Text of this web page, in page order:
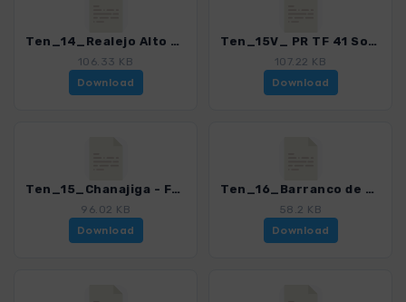
Ten_14_Realejo Alto - Chanajiga_4016_21.gpx
106.33 KB
Download
Ten_15V_ PR TF 41 Socorro-Teide_4016_21.gpx
107.22 KB
Download
Ten_15_Chanajiga - Fortaleza_4016_21.gpx
96.02 KB
Download
Ten_16_Barranco de Ruiz - San Juan de la Rambla_4016_21.gpx
58.2 KB
Download